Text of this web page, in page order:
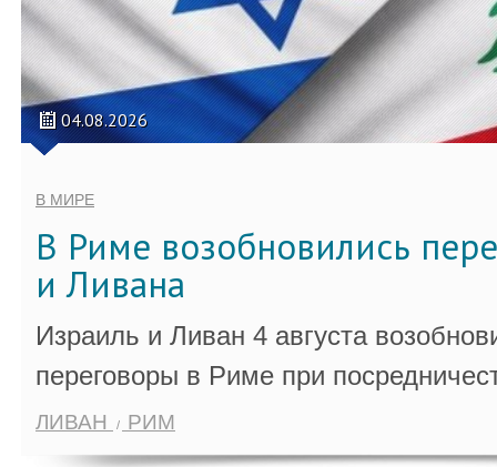
04.08.2026
В МИРЕ
В Риме возобновились
и Ливана
Израиль и Ливан 4 августа
переговоры в Риме при
ЛИВАН РИМ